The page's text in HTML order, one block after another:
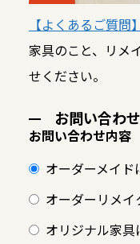
【よくあるご質問
家具のこと、リメ
せください。
お問い合わ
お問い合わせ内容
オーダーメイド
オーダーリメイ
オリジナル家具